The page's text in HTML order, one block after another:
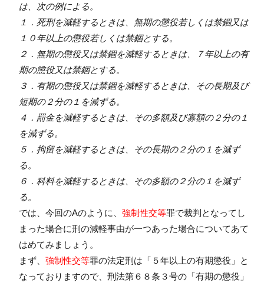
は、次の例による。
１．死刑を減軽するときは、無期の懲役若しくは禁錮又は
１０年以上の懲役若しくは禁錮とする。
２．無期の懲役又は禁錮を減軽するときは、７年以上の有
期の懲役又は禁錮とする。
３．有期の懲役又は禁錮を減軽するときは、その長期及び
短期の２分の１を減ずる。
４．罰金を減軽するときは、その多額及び寡額の２分の１
を減ずる。
５．拘留を減軽するときは、その長期の２分の１を減ず
る。
６．科料を減軽するときは、その多額の２分の１を減ず
る。
では、今回のAのように、 強制性交等罪で裁判となってし
まった場合に刑の減軽事由が一つあった場合についてあて
はめてみましょう。
まず、 強制性交等罪の法定刑は「５年以上の有期懲役」と
なっておりますので、刑法第６８条３号の「有期の懲役」